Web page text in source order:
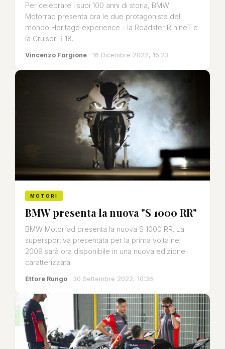
Per celebrare i suoi 100 anni di storia, BMW
Motorrad presenta ora le due protagoniste del
mondo Heritage experience - la Roadster R nineT e
la Cruiser R 18.
Vincenzo Forgione · 16 Dicembre 2022, 15:23
MOTORI
BMW presenta la nuova "S 1000 RR"
BMW Motorrad presenta la nuova S 1000 RR. La
supersportiva presentata per la prima volta nel
2009 sarà ora disponibile in una nuova edizione
caratterizzata.
Ettore Rungo · 30 Settembre 2022, 10:36